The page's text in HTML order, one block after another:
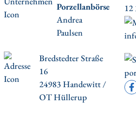
Porzellanbörse
Andrea
Paulsen
12
Bredstedter Straße
16
24983 Handewitt /
OT Hüllerup